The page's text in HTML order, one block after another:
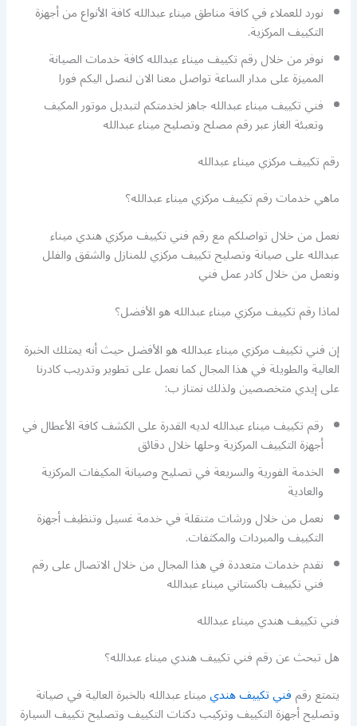
نورد للعملاء في كافة مناطق ميناء عبدالله كافة الأنواع من أجهزة
التكييف المركزية.
نوفر من خلال رقم تكييف ميناء عبدالله كافة خدمات الصيانة
المميزة على مدار الساعة تواصل معنا الان لنصل اليكم فورا
فني تكييف ميناء عبدالله جاهز لخدمتكم لتبديل موتور المكيف
وتعبئة الغاز عبر رقم مصلح وتصليح ميناء عبدالله
رقم تكييف مركزي ميناء عبدالله
ماهي خدمات رقم تكييف مركزي ميناء عبدالله؟
نعمل من خلال تواصلكم مع رقم فني تكييف مركزي هندي ميناء
عبدالله على صيانة وتصليح تكييف مركزي للمنازل والشقق والفلل
ونعمل من خلال كادر عمل فني
لماذا رقم تكييف مركزي ميناء عبدالله هو الأفضل؟
إن فني تكييف مركزي ميناء عبدالله هو الأفضل حيث أنه يمتلك الخبرة
العالية والطويلة في هذا المجال كما نعمل على تطوير وتدريب كادرنا
على إيدي متخصصين ولذلك نمتاز ب:
رقم تكييف ميناء عبدالله لديه القدرة على الكشف كافة الأعطال في
أجهزة التكييف المركزية وحلها خلال دقائق
الخدمة الفورية والسريعة في تصليح وصيانة المكيفات المركزية
والعادية
نعمل من خلال ورشات متنقلة في خدمة غسيل وتنظيف أجهزة
التكييف والمبردات والمكثفات.
نقدم خدمات متعددة في هذا المجال من خلال الاتصال على رقم
فني تكييف باكستاني ميناء عبدالله
فني تكييف هندي ميناء عبدالله
هل تبحث عن رقم فني تكييف هندي ميناء عبدالله؟
يتمتع رقمفني تكييف هنديميناء عبدالله بالخبرة العالية في صيانة
وتصليح أجهزة التكييف وتركيب دكتات التكييف وتصليح تكييف السيارة